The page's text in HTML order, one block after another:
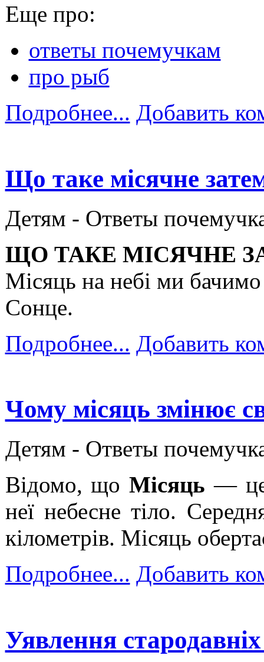
Еще про:
ответы почемучкам
про рыб
Подробнее... Добавить
Що таке місячне
Детям - Ответы
ЩО ТАКЕ МІСЯЧНЕ
Місяць на небі ми
Сонце.
Подробнее... Добавить
Чому місяць змінює
Детям - Ответы
Відомо, щоМісяць — це
неї небесне тіло.
кілометрів. Місяць
Подробнее... Добавить
Уявлення